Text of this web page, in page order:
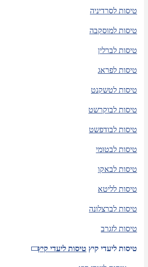
טיסות לסרדיניה
טיסות למוסקבה
טיסות לברלין
טיסות לפראג
טיסות לטשקנט
טיסות לבוקרשט
טיסות לבודפשט
טיסות לבטומי
טיסות לבאקו
טיסות לליטא
טיסות לברצלונה
טיסות לזגרב
טיסות ליעדי קיץ טיסות ליעדי קיץ